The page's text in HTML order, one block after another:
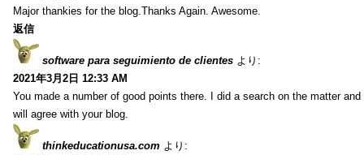
Major thankies for the blog.Thanks Again. Awesome.
返信
software para seguimiento de clientes より:
2021年3月2日 12:33 AM
You made a number of good points there. I did a search on the matter
will agree with your blog.
thinkeducationusa.com より: